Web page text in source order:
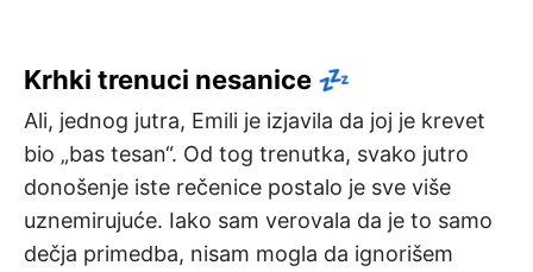
Krhki trenuci nesanice 💤
Ali, jednog jutra, Emili je izjavila da joj je krevet
bio „bas tesan“. Od tog trenutka, svako jutro
donošenje iste rečenice postalo je sve više
uznemirujuće. Iako sam verovala da je to samo
dečja primedba, nisam mogla da ignorišem